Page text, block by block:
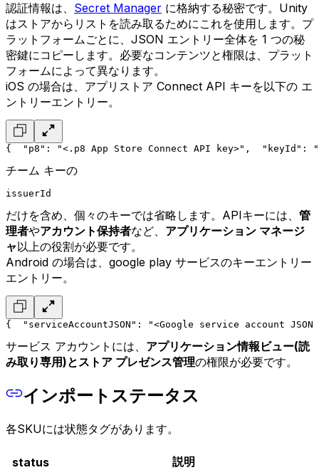
認証情報は、 Secret Manager に格納する秘密です。Unity
はストアからリストを読み取るためにこれを使用します。プ
ラットフォームごとに、JSON エントリー全体を 1 つの秘
密鍵にコピーします。必要なコンテンツと権限は、プラット
フォームによって異なります。
iOS の場合は、アプリストア Connect API キーを以下の エ
ントリーエントリー。
{
  "p8": "<.p8 App Store Connect API key>",
"keyId":
チーム キーの
issuerId
だけを含め、個々のキーでは省略します。APIキーには、 管
理者やアカウント保持者など、 アプリケーション マネージ
ャ以上の役割が必要です。
Android の場合は、google play サービスのキーエントリー
エントリー。
{
"serviceAccountJSON": "<Google service account JSON
サービス アカウントには、 アプリケーション情報ビュー(読
み取り専用)とストア プレゼンス管理の権限が必要です。
インポートステータス
各SKUには状態タグがあります。
status 説明